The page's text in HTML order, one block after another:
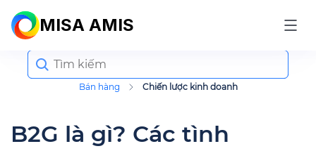
MISA AMIS
Bán hàng Chiến lược kinh doanh
Search
for:
B2G là gì? Các tình